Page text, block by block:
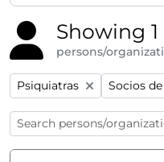
Showing
persons/
Remove filter:
Psiquiatras Remove
Socios